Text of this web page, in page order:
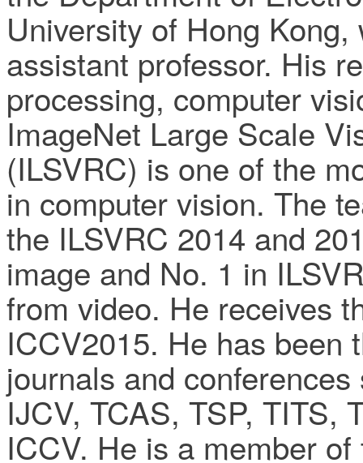
University of Hong
assistant professor. His
processing, computer
ImageNet Large Scale
(ILSVRC) is one of the
in computer vision. The
the ILSVRC 2014 and
image and No. 1 in
from video. He receives
ICCV2015. He has been
journals and
IJCV, TCAS, TSP, TITS,
ICCV. He is a member